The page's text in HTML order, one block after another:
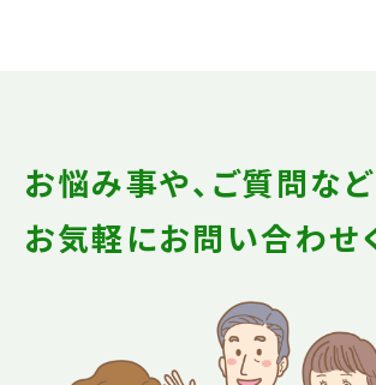
お悩み事や、ご質問など
お気軽にお問い合わせ